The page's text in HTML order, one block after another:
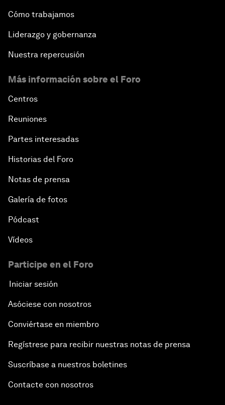
Cómo trabajamos
Liderazgo y gobernanza
Nuestra repercusión
Más información sobre el Foro
Centros
Reuniones
Partes interesadas
Historias del Foro
Notas de prensa
Galería de fotos
Pódcast
Vídeos
Participe en el Foro
Iniciar sesión
Asóciese con nosotros
Conviértase en miembro
Regístrese para recibir nuestras notas de prensa
Suscríbase a nuestros boletines
Contacte con nosotros